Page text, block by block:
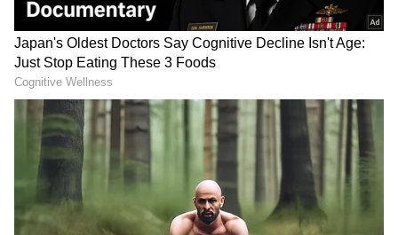
DOWNLOAD APP